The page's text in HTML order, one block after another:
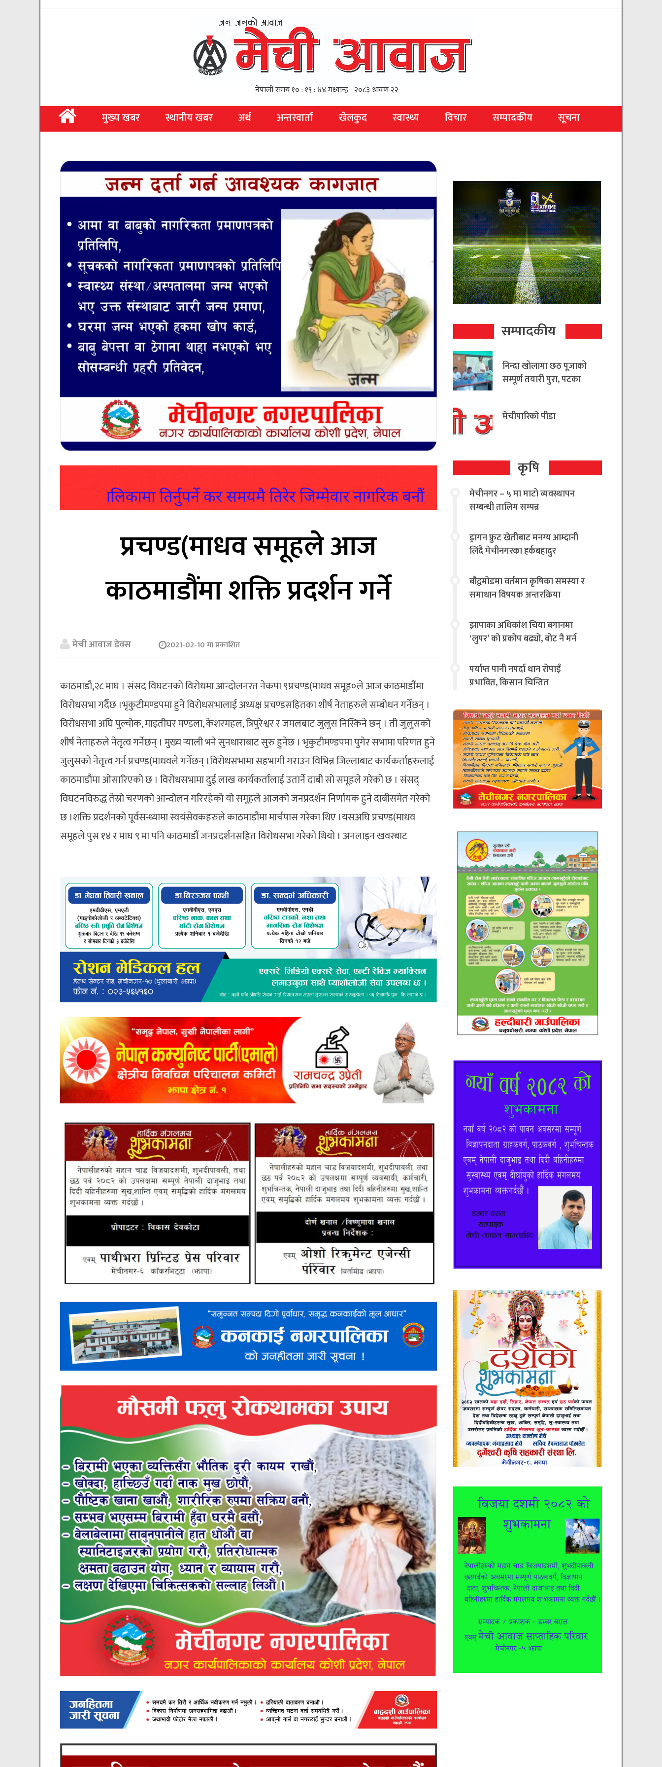
मुख्य खबर स्थानीय खबर अर्थ अन्तरवार्ता खेलकुद स्वास्थ्य विचार सम्पादकीय सूचना
प्रचण्ड(माधव समूहले आज
काठमाडौंमा शक्ति प्रदर्शन गर्ने
मेची आवाज डेक्स 2021-02-10 मा प्रकाशित
काठमाडौं,२८ माघ । संसद विघटनको विरोधमा आन्दोलनरत नेकपा ९प्रचण्ड(माधव समूह०ले आज काठमाडौंमा
विरोधसभा गर्दैछ ।भृकुटीमण्डपमा हुने विरोधसभालाई अध्यक्ष प्रचण्डसहितका शीर्ष नेताहरुले सम्बोधन गर्नेछन् ।
विरोधसभा अघि पुल्चोक, माइतीघर मण्डला, केशरमहल, त्रिपुरेश्वर र जमलबाट जुलुस निस्किने छन् । ती जुलुसको
शीर्ष नेताहरुले नेतृत्व गर्नेछन् । मुख्य र्‍याली भने सुनधाराबाट सुरु हुनेछ । भृकुटीमण्डपमा पुगेर सभामा परिणत हुने
जुलुसको नेतृत्व गर्न प्रचण्ड(माधवले गर्नेछन् ।विरोधसभामा सहभागी गराउन विभिन्न जिल्लाबाट कार्यकर्ताहरुलाई
काठमाडौंमा ओसारिएको छ । विरोधसभामा दुई लाख कार्यकर्तालाई उतार्ने दाबी सो समूहले गरेको छ । संसद्
विघटनविरुद्ध तेस्रो चरणको आन्दोलन गरिरहेको यो समूहले आजको जनप्रदर्शन निर्णायक हुने दाबीसमेत गरेको
छ ।शक्ति प्रदर्शनको पूर्वसन्ध्यामा स्वयंसेवकहरुले काठमाडौंमा मार्चपास गरेका थिए ।यसअघि प्रचण्ड(माधव
समूहले पुस १४ र माघ ९ मा पनि काठमाडौं जनप्रदर्शनसहित विरोधसभा गरेको थियो । अनलाइन खवरबाट
सम्पादकीय
निन्दा खोलामा छठ पूजाको
सम्पूर्ण तयारी पुरा, पटका
मेचीपारिको पीडा
कृषि
मेचीनगर – ५ मा माटो व्यवस्थापन
सम्बन्धी तालिम सम्पन्न
ड्रागन फ्रुट खेतीबाट मनग्य आम्दानी
लिँदै मेचीनगरका हर्कबहादुर
बौद्वमोडमा वर्तमान कृषिका समस्या र
समाधान विषयक अन्तरक्रिया
झापाका अधिकांश चिया बगानमा
‘लुपर’ को प्रकोप बढ्यो, बोट नै मर्न
चिन्तित
पर्याप्त पानी नपर्दा धान रोपाइँ
प्रभावित, किसान चिन्तित